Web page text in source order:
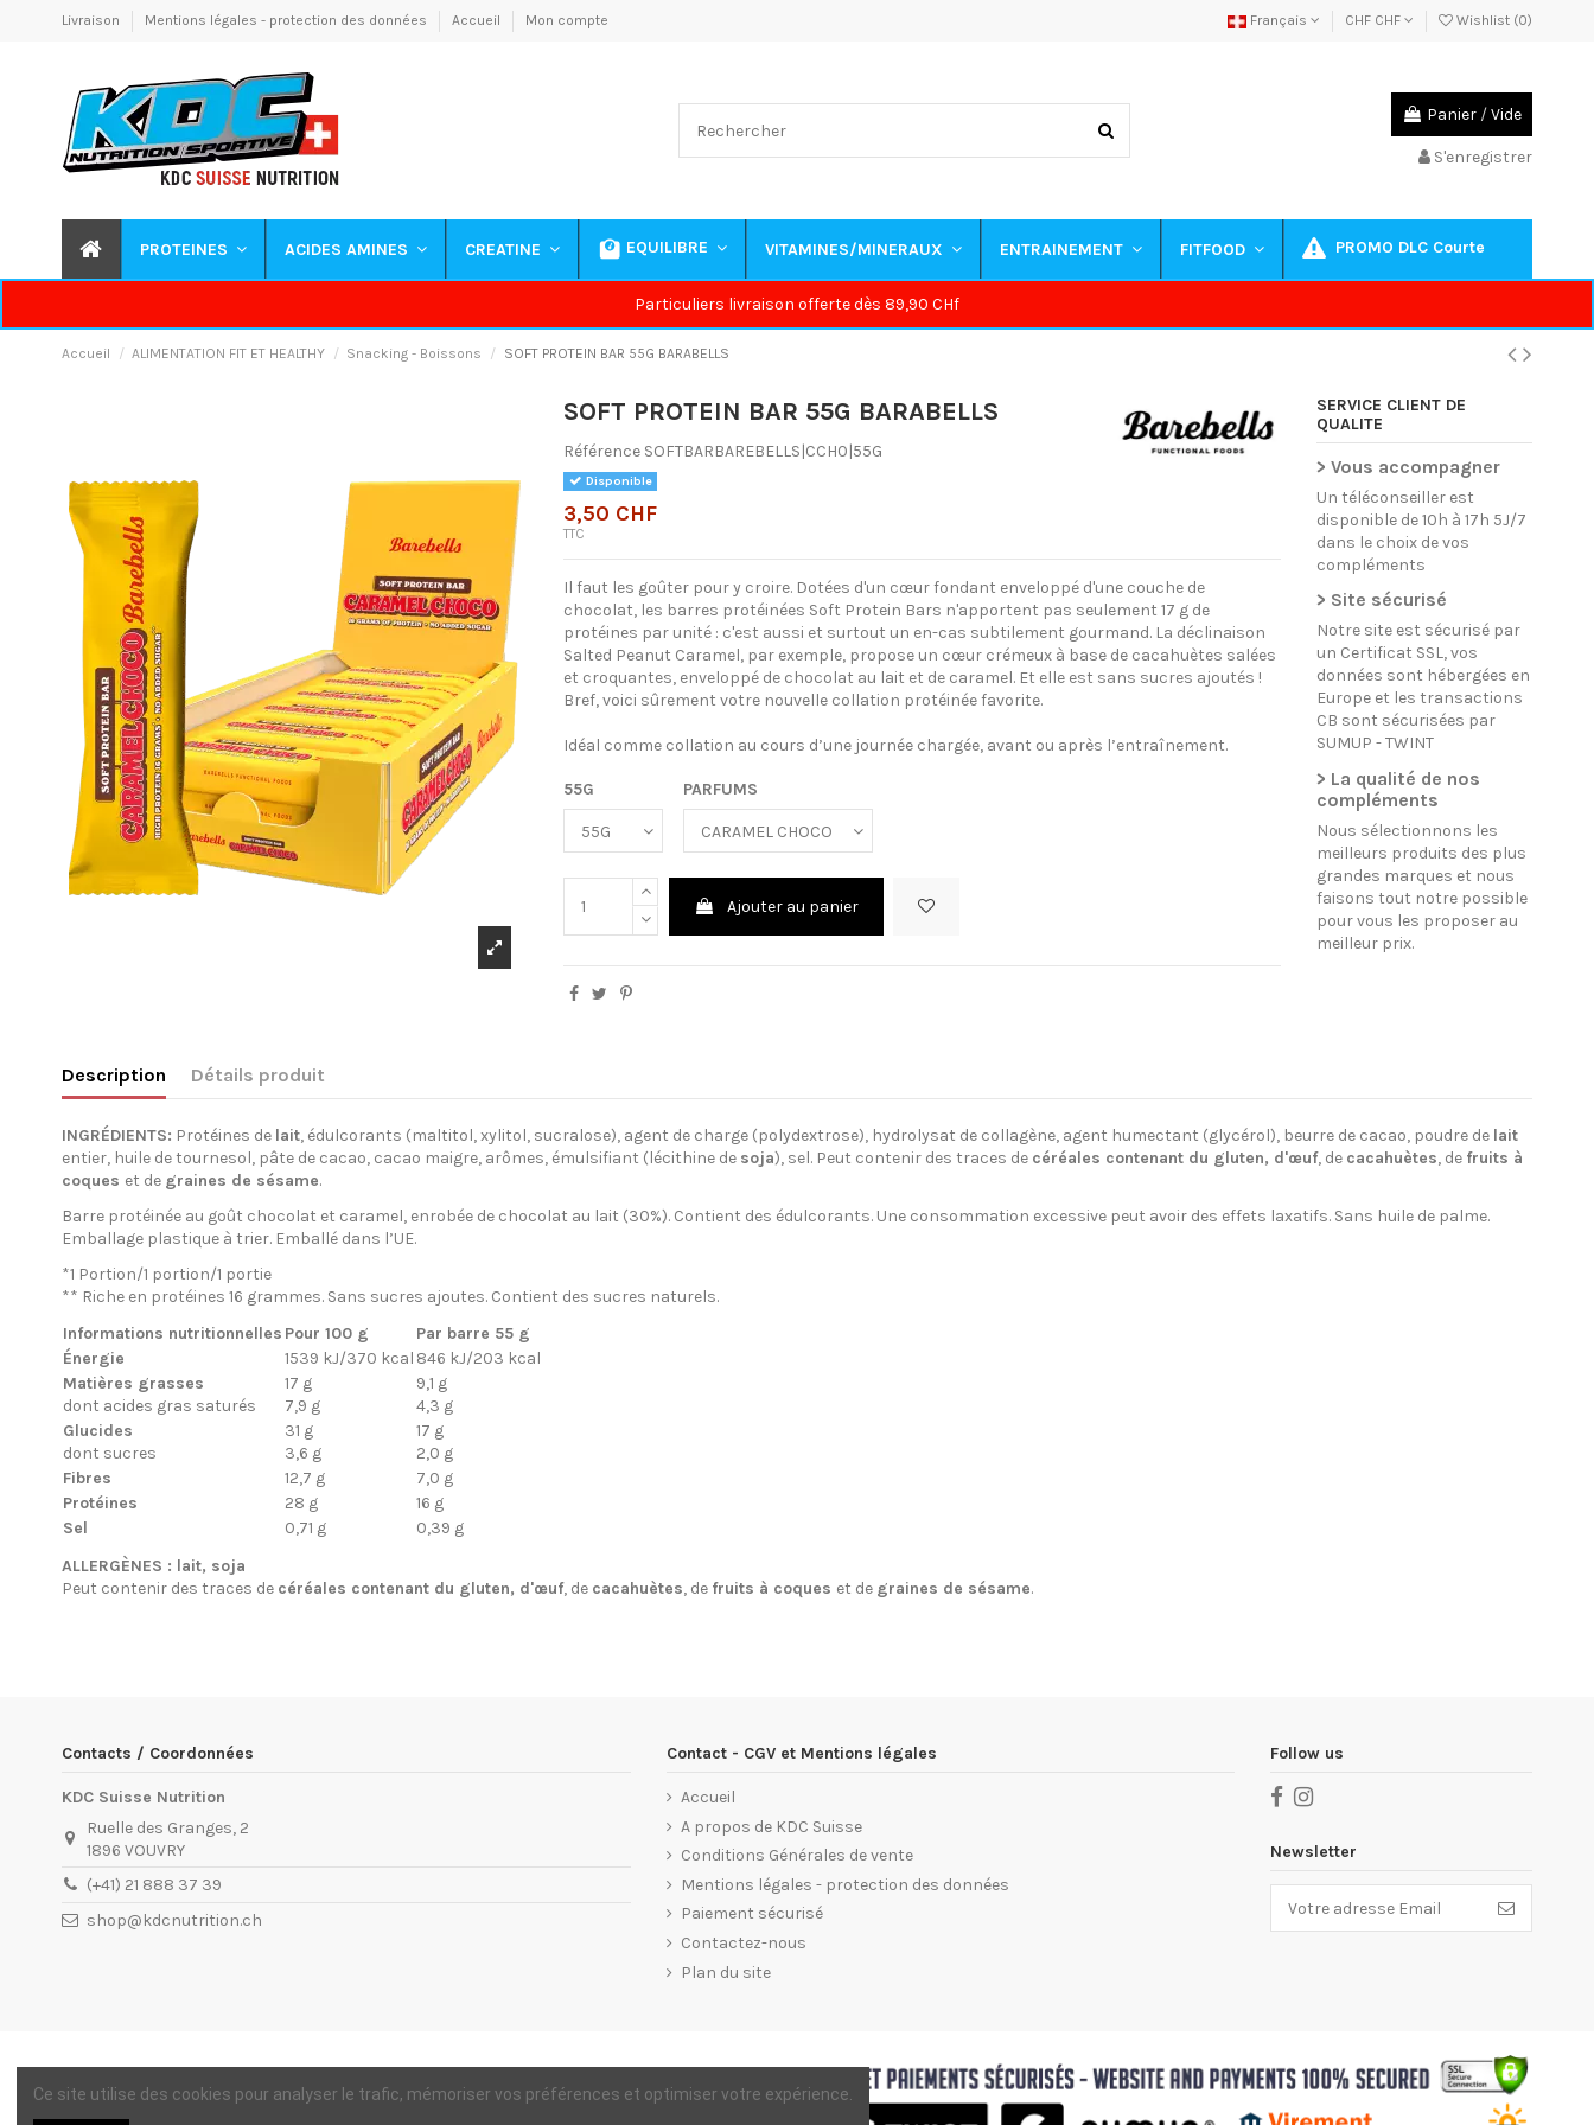
Livraison Mentions légales - protection des données Accueil Mon compte Français CHF CHF Wishlist (0)
Panier /Vide
S'enregistrer
PROTEINES ACIDES AMINES CREATINE EQUILIBRE VITAMINES/MINERAUX ENTRAINEMENT FITFOOD PROMO DLC Courte
Particuliers livraison offerte dès 89,90 CHf
Accueil ALIMENTATION FIT ET HEALTHY Snacking - Boissons SOFT PROTEIN BAR 55G BARABELLS
SOFT PROTEIN BAR 55G BARABELLS
Référence SOFTBARBAREBELLS|CCH0|55G
Disponible
3,50 CHF
TTC
Il faut les goûter pour y croire. Dotées d'un cœur fondant enveloppé d'une couche de
chocolat, les barres protéinées Soft Protein Bars n'apportent pas seulement 17 g de
protéines par unité : c'est aussi et surtout un en-cas subtilement gourmand. La déclinaison
Salted Peanut Caramel, par exemple, propose un cœur crémeux à base de cacahuètes salées
et croquantes, enveloppé de chocolat au lait et de caramel. Et elle est sans sucres ajoutés !
Bref, voici sûrement votre nouvelle collation protéinée favorite.
Idéal comme collation au cours d’une journée chargée, avant ou après l’entraînement.
55G PARFUMS
Ajouter au panier
SERVICE CLIENT DE
QUALITE
> Vous accompagner
Un téléconseiller est
disponible de 10h à 17h 5J/7
dans le choix de vos
compléments
> Site sécurisé
Notre site est sécurisé par
un Certificat SSL, vos
données sont hébergées en
Europe et les transactions
CB sont sécurisées par
SUMUP - TWINT
> La qualité de nos
compléments
Nous sélectionnons les
meilleurs produits des plus
grandes marques et nous
faisons tout notre possible
pour vous les proposer au
meilleur prix.
Description Détails produit
INGRÉDIENTS: Protéines de lait, édulcorants (maltitol, xylitol, sucralose), agent de charge (polydextrose), hydrolysat de collagène, agent humectant (glycérol), beurre de cacao, poudre de lait
entier, huile de tournesol, pâte de cacao, cacao maigre, arômes, émulsifiant (lécithine de soja), sel. Peut contenir des traces de céréales contenant du gluten, d'œuf, de cacahuètes, de fruits à
coques et de graines de sésame.
Barre protéinée au goût chocolat et caramel, enrobée de chocolat au lait (30%). Contient des édulcorants. Une consommation excessive peut avoir des effets laxatifs. Sans huile de palme.
Emballage plastique à trier. Emballé dans l’UE.
*1 Portion/1 portion/1 portie
** Riche en protéines 16 grammes. Sans sucres ajoutes. Contient des sucres naturels.
Informations nutritionnelles Pour 100 g
Par barre 55 g
Énergie
1539 kJ/370 kcal 846 kJ/203 kcal
Matières grasses
dont acides gras saturés
17 g
7,9 g
9,1 g
4,3 g
Glucides
dont sucres
31 g
3,6 g
17 g
2,0 g
Fibres
12,7 g
7,0 g
Protéines
28 g
16 g
Sel
0,71 g
0,39 g
ALLERGÈNES : lait, soja
Peut contenir des traces de céréales contenant du gluten, d'œuf, de cacahuètes, de fruits à coques et de graines de sésame.
Contacts / Coordonnées
KDC Suisse Nutrition
Ruelle des Granges, 2
1896 VOUVRY
(+41) 21 888 37 39
shop@kdcnutrition.ch
Contact - CGV et Mentions légales
Accueil
A propos de KDC Suisse
Conditions Générales de vente
Mentions légales - protection des données
Paiement sécurisé
Contactez-nous
Plan du site
Follow us
Newsletter
Ce site utilise des cookies pour analyser le trafic, mémoriser vos préférences et optimiser votre expérience.